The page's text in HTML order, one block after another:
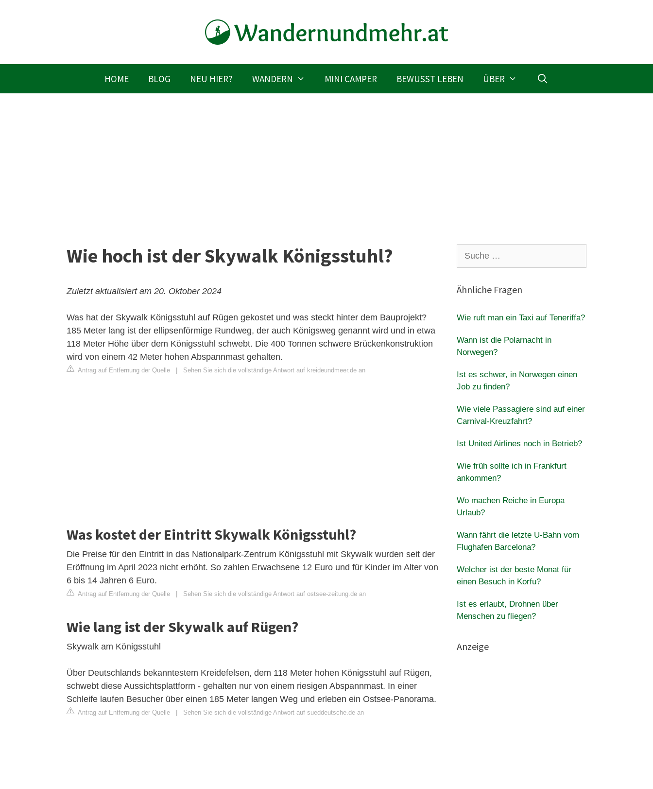
HOME BLOG NEU HIER? WANDERN MINI CAMPER BEWUSST LEBEN ÜBER
Wie hoch ist der Skywalk Königsstuhl?
Zuletzt aktualisiert am 20. Oktober 2024
Was hat der Skywalk Königsstuhl auf Rügen gekostet und was steckt hinter dem Bauprojekt?
185 Meter lang ist der ellipsenförmige Rundweg, der auch Königsweg genannt wird und in etwa
118 Meter Höhe über dem Königsstuhl schwebt. Die 400 Tonnen schwere Brückenkonstruktion
wird von einem 42 Meter hohen Abspannmast gehalten.
Antrag auf Entfernung der Quelle Sehen Sie sich die vollständige Antwort auf kreideundmeer.de an
Was kostet der Eintritt Skywalk Königsstuhl?
Die Preise für den Eintritt in das Nationalpark-Zentrum Königsstuhl mit Skywalk wurden seit der
Eröffnung im April 2023 nicht erhöht. So zahlen Erwachsene 12 Euro und für Kinder im Alter von
6 bis 14 Jahren 6 Euro.
Antrag auf Entfernung der Quelle Sehen Sie sich die vollständige Antwort auf ostsee-zeitung.de an
Wie lang ist der Skywalk auf Rügen?
Skywalk am Königsstuhl
Über Deutschlands bekanntestem Kreidefelsen, dem 118 Meter hohen Königsstuhl auf Rügen,
schwebt diese Aussichtsplattform - gehalten nur von einem riesigen Abspannmast. In einer
Schleife laufen Besucher über einen 185 Meter langen Weg und erleben ein Ostsee-Panorama.
Antrag auf Entfernung der Quelle Sehen Sie sich die vollständige Antwort auf sueddeutsche.de an
nach:
Ähnliche Fragen
Wie ruft man ein Taxi auf Teneriffa?
Wann ist die Polarnacht in
Norwegen?
Ist es schwer, in Norwegen einen
Job zu finden?
Wie viele Passagiere sind auf einer
Carnival-Kreuzfahrt?
Ist United Airlines noch in Betrieb?
Wie früh sollte ich in Frankfurt
ankommen?
Wo machen Reiche in Europa
Urlaub?
Wann fährt die letzte U-Bahn vom
Flughafen Barcelona?
Welcher ist der beste Monat für
einen Besuch in Korfu?
Ist es erlaubt, Drohnen über
Menschen zu fliegen?
Anzeige